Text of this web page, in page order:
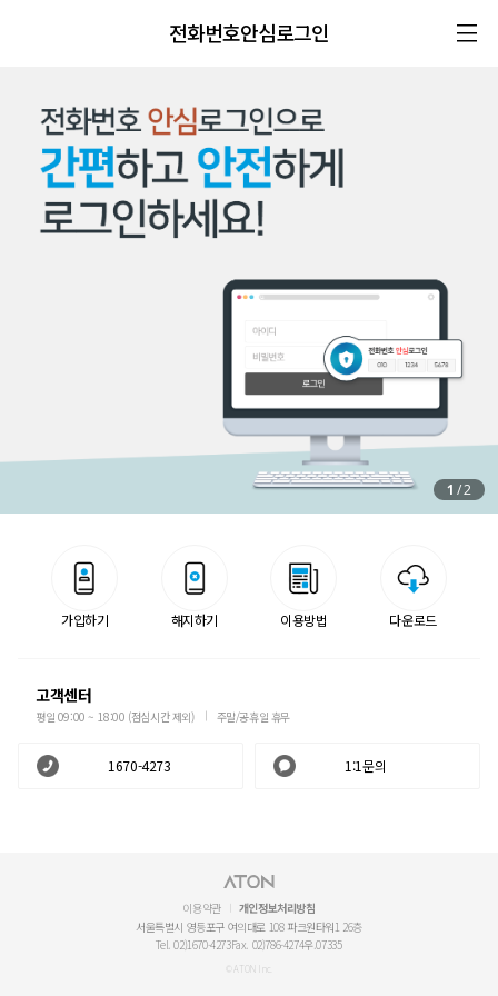
전화번호안심로그인
1 /2
가입하기 해지하기 이용방법 다운로드
고객센터
평일 09:00 ~ 18:00 (점심시간 제외) 주말/공휴일 휴무
1670-4273 1:1문의
이용약관
개인정보처리방침
서울특별시 영등포구 여의대로 108 파크원타워1 26층
Tel. 02)1670-4273Fax. 02)786-4274우.07335
© ATON Inc.